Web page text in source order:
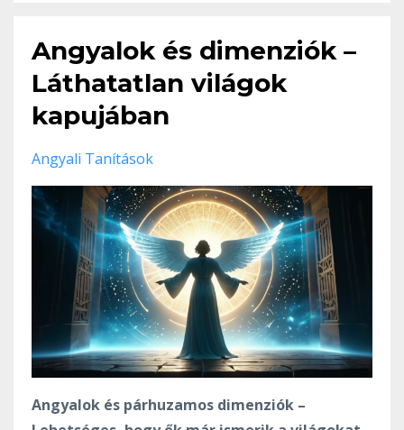
Angyalok és dimenziók –
Láthatatlan világok
kapujában
Angyali Tanítások
Angyalok és párhuzamos dimenziók –